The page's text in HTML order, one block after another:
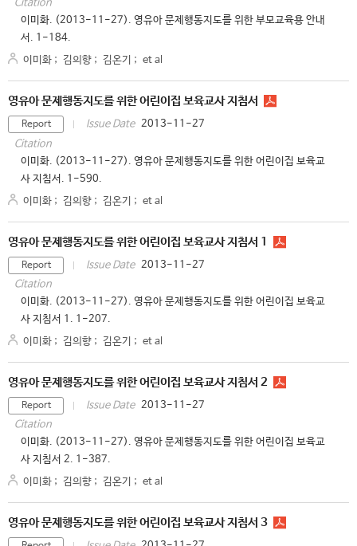
Citation
이미화. (2013-11-27). 영유아 문제행동지도를 위한 부모교육용 안내
서. 1-184.
이미화 ; 김의향 ; 김온기 ; et al
영유아 문제행동지도를 위한 어린이집 보육교사 지침서
Report Issue Date 2013-11-27
Citation
이미화. (2013-11-27). 영유아 문제행동지도를 위한 어린이집 보육교
사 지침서. 1-590.
이미화 ; 김의향 ; 김온기 ; et al
영유아 문제행동지도를 위한 어린이집 보육교사 지침서 1
Report Issue Date 2013-11-27
Citation
이미화. (2013-11-27). 영유아 문제행동지도를 위한 어린이집 보육교
사 지침서 1. 1-207.
이미화 ; 김의향 ; 김온기 ; et al
영유아 문제행동지도를 위한 어린이집 보육교사 지침서 2
Report Issue Date 2013-11-27
Citation
이미화. (2013-11-27). 영유아 문제행동지도를 위한 어린이집 보육교
사 지침서 2. 1-387.
이미화 ; 김의향 ; 김온기 ; et al
영유아 문제행동지도를 위한 어린이집 보육교사 지침서 3